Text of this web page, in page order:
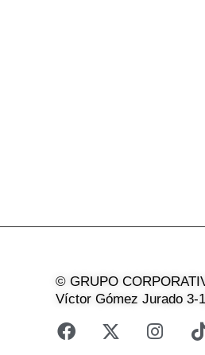
© GRUPO
Víctor Gómez Jurado 3-